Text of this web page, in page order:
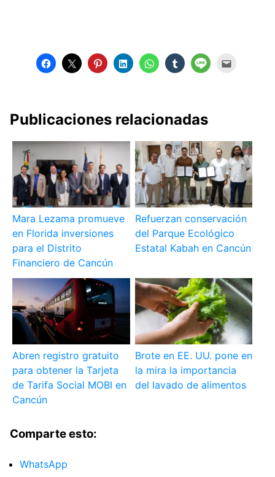
Publicaciones relacionadas
Mara Lezama promueve
en Florida inversiones
para el Distrito
Financiero de Cancún
Refuerzan conservación
del Parque Ecológico
Estatal Kabah en Cancún
Abren registro gratuito
para obtener la Tarjeta
de Tarifa Social MOBI en
Cancún
Brote en EE. UU. pone en
la mira la importancia
del lavado de alimentos
Comparte esto:
WhatsApp